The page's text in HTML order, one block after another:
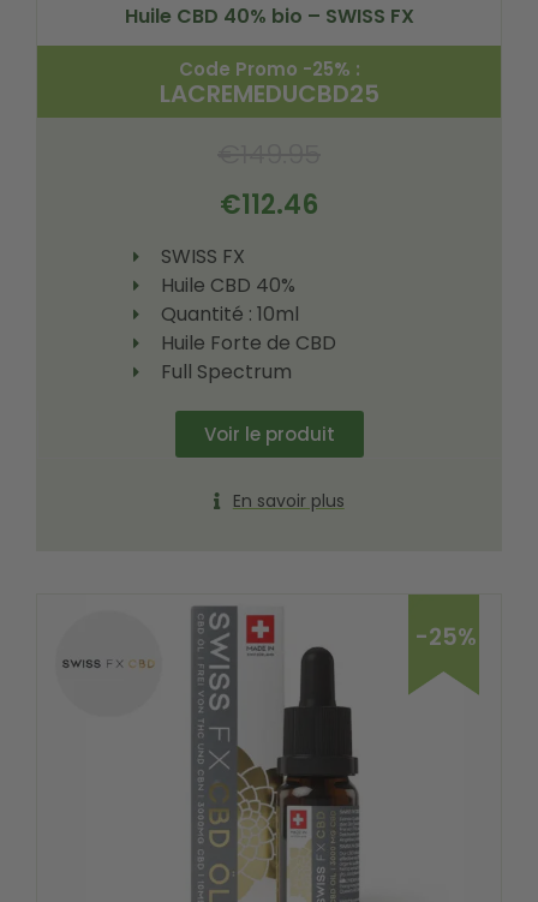
Huile CBD 40% bio – SWISS FX
Code Promo -25% :
LACREMEDUCBD25
€112.46
SWISS FX
Huile CBD 40%
Quantité : 10ml
Huile Forte de CBD
Full Spectrum
Voir le produit
En savoir plus
-25%